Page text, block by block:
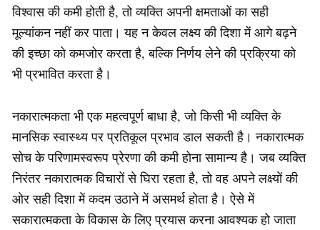
विश्वास की कमी होती है, तो व्यक्ति अपनी क्षमताओं का सही
मूल्यांकन नहीं कर पाता। यह न केवल लक्ष्य की दिशा में आगे बढ़ने
की इच्छा को कमजोर करता है, बल्कि निर्णय लेने की प्रक्रिया को
भी प्रभावित करता है।
नकारात्मकता भी एक महत्वपूर्ण बाधा है, जो किसी भी व्यक्ति के
मानसिक स्वास्थ्य पर प्रतिकूल प्रभाव डाल सकती है। नकारात्मक
सोच के परिणामस्वरूप प्रेरणा की कमी होना सामान्य है। जब व्यक्ति
निरंतर नकारात्मक विचारों से घिरा रहता है, तो वह अपने लक्ष्यों की
ओर सही दिशा में कदम उठाने में असमर्थ होता है। ऐसे में
सकारात्मकता के विकास के लिए प्रयास करना आवश्यक हो जाता